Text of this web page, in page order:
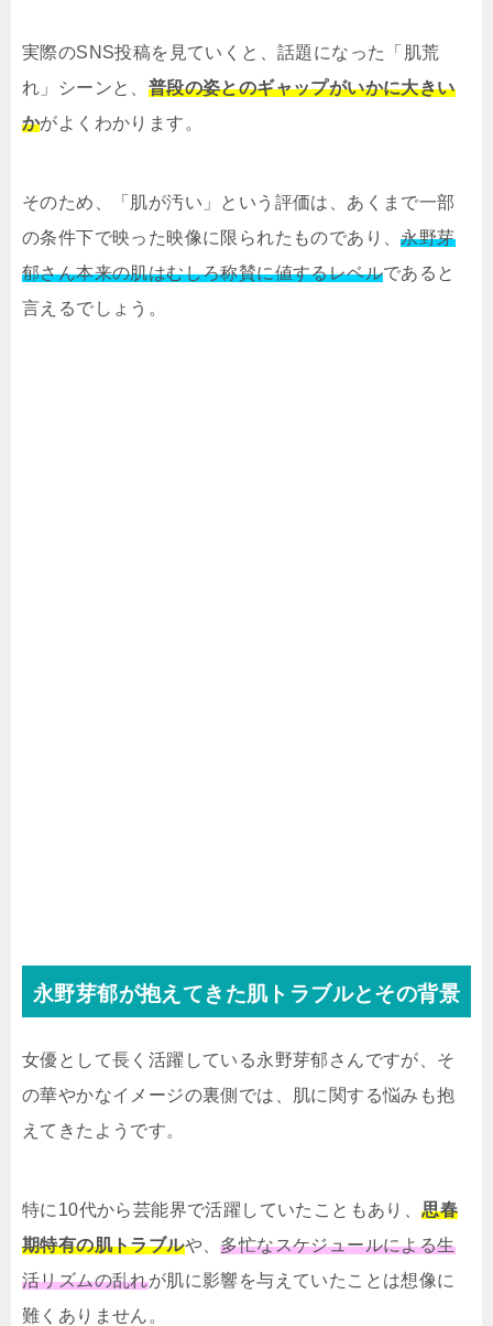
実際のSNS投稿を見ていくと、話題になった「肌荒
れ」シーンと、 普段の姿とのギャップがいかに大きい
かがよくわかります。
そのため、「肌が汚い」という評価は、あくまで一部
の条件下で映った映像に限られたものであり、永野芽
郁さん本来の肌はむしろ称賛に値するレベルであると
言えるでしょう。
永野芽郁が抱えてきた肌トラブルとその背景
女優として長く活躍している永野芽郁さんですが、そ
の華やかなイメージの裏側では、肌に関する悩みも抱
えてきたようです。
特に10代から芸能界で活躍していたこともあり、思春
期特有の肌トラブルや、多忙なスケジュールによる生
活リズムの乱れが肌に影響を与えていたことは想像に
難くありません。